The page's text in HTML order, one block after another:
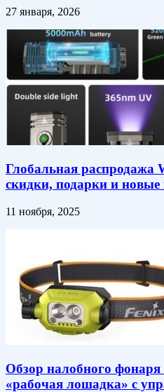
27 января, 2026
Глобальная распродажа
скидки, подарки и новые
11 ноября, 2025
Обзор налобного
«рабочая лошадка» с